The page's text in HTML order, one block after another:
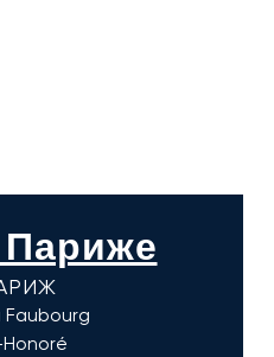
Париже
Faubourg